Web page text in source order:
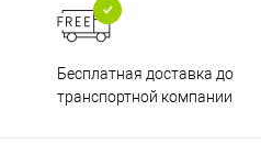
Бесплатная доставка до
транспортной компании